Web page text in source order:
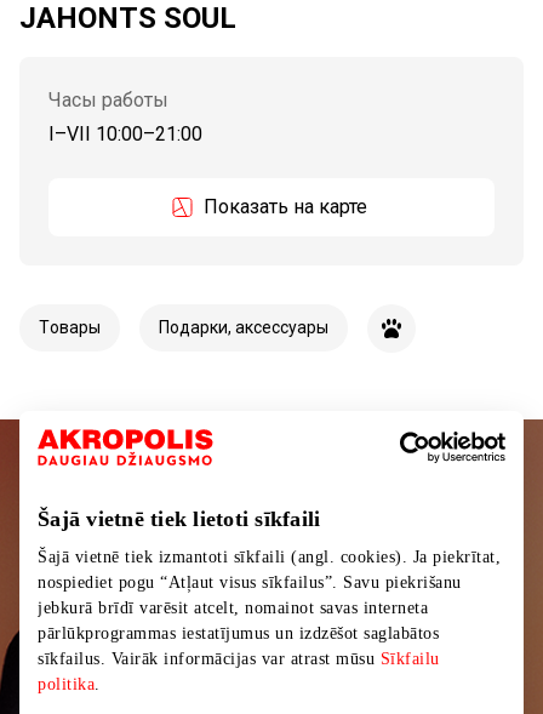
Šajā vietnē tiek lietoti sīkfaili
Šajā vietnē tiek izmantoti sīkfaili (angl. cookies). Ja piekrītat,
nospiediet pogu “Atļaut visus sīkfailus”. Savu piekrišanu
jebkurā brīdī varēsit atcelt, nomainot savas interneta
pārlūkprogrammas iestatījumus un izdzēšot saglabātos
sīkfailus. Vairāk informācijas var atrast mūsu Sīkfailu
politika.
JAHONTS SOUL
Часы работы
I–VII 10:00–21:00
Показать на карте
Tовары Подарки, аксессуары
новостей
Узнайте первыми о лучших предложениях,
мероприятиях и самой свежей информации от
торгового центра AKROPOLIS.